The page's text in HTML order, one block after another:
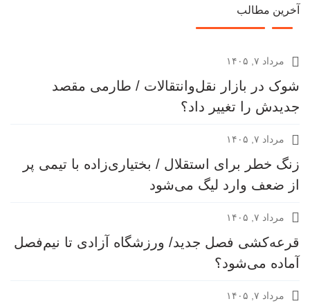
آخرین مطالب
مرداد ۷, ۱۴۰۵
شوک در بازار نقل‌وانتقالات / طارمی مقصد
جدیدش را تغییر داد؟
مرداد ۷, ۱۴۰۵
زنگ خطر برای استقلال / بختیاری‌زاده با تیمی پر
از ضعف وارد لیگ می‌شود
مرداد ۷, ۱۴۰۵
قرعه‎‌کشی فصل جدید/ ورزشگاه آزادی تا نیم‌فصل
آماده می‌شود؟
مرداد ۷, ۱۴۰۵